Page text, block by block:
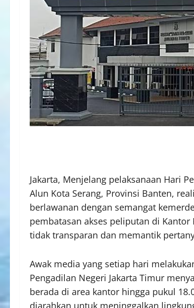
Jakarta, Menjelang pelaksanaan Hari
Alun Kota Serang, Provinsi Banten,
berlawanan dengan semangat
pembatasan akses peliputan di Kantor
tidak transparan dan memantik
Awak media yang setiap hari
Pengadilan Negeri Jakarta Timur
berada di area kantor hingga pukul